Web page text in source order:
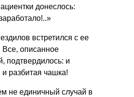
донеслось:
встретился с ее
Все, описанное
подтвердилось: и
и разбитая чашка!
не единичный случай в